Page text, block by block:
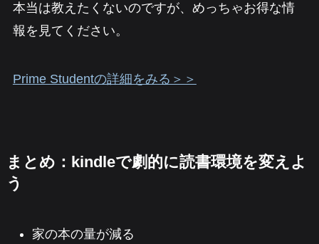
本当は教えたくないのですが、めっちゃお得な情
報を見てください。
Prime Studentの詳細をみる＞＞
まとめ：kindleで劇的に読書環境を変えよ
う
家の本の量が減る